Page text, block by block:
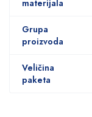
materijala
Grupa
proizvoda
Veličina
paketa